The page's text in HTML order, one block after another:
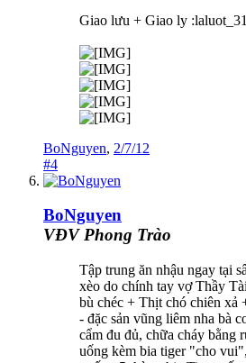
Giao lưu + Giao ly
BoNguyen, 2/7/12
#4
BoNguyen
VĐV Phong Trào
Tập trung ăn nhậu ngay tại
xèo do chính tay vợ Thầy
bù chéc + Thịt chó chiên xả
- đặc sản vũng liêm nha bà
cẩm đu đủ, chữa cháy bằng
uống kèm bia tiger "cho